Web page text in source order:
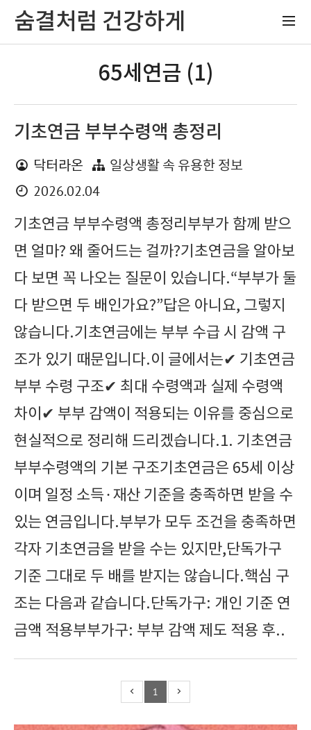
숨결처럼 건강하게
65세연금 (1)
기초연금 부부수령액 총정리
닥터라온 일상생활 속 유용한 정보
2026.02.04
기초연금 부부수령액 총정리부부가 함께 받으
면 얼마? 왜 줄어드는 걸까?기초연금을 알아보
다 보면 꼭 나오는 질문이 있습니다.“부부가 둘
다 받으면 두 배인가요?”답은 아니요, 그렇지
않습니다.기초연금에는 부부 수급 시 감액 구
조가 있기 때문입니다.이 글에서는✔ 기초연금
부부 수령 구조✔ 최대 수령액과 실제 수령액
차이✔ 부부 감액이 적용되는 이유를 중심으로
현실적으로 정리해 드리겠습니다.1. 기초연금
부부수령액의 기본 구조기초연금은 65세 이상
이며 일정 소득·재산 기준을 충족하면 받을 수
있는 연금입니다.부부가 모두 조건을 충족하면
각자 기초연금을 받을 수는 있지만,단독가구
기준 그대로 두 배를 받지는 않습니다.핵심 구
조는 다음과 같습니다.단독가구: 개인 기준 연
금액 적용부부가구: 부부 감액 제도 적용 후..
1